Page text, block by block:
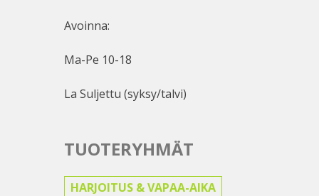
Avoinna:
Ma-Pe 10-18
La Suljettu (syksy/talvi)
TUOTERYHMÄT
HARJOITUS & VAPAA-AIKA